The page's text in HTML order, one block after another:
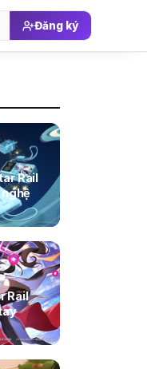
Đăng ký
Rail
Rail